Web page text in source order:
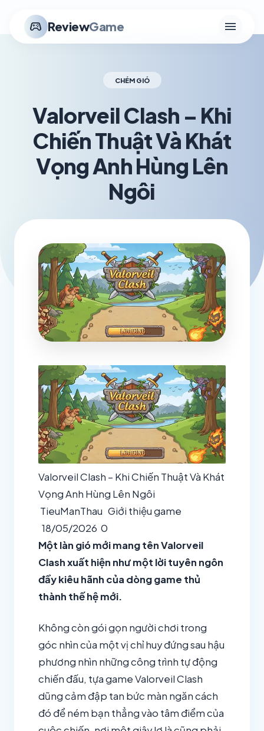
stadia_controller ReviewGame menu
CHÉM GIÓ
Valorveil Clash – Khi
Chiến Thuật Và Khát
Vọng Anh Hùng Lên
Ngôi
Valorveil Clash – Khi Chiến Thuật Và Khát
Vọng Anh Hùng Lên Ngôi
TieuManThau Giới thiệu game
18/05/2026 0
Một làn gió mới mang tên Valorveil
Clash xuất hiện như một lời tuyên ngôn
đầy kiêu hãnh của dòng game thủ
thành thế hệ mới.
Không còn gói gọn người chơi trong
góc nhìn của một vị chỉ huy đứng sau hậu
phương nhìn những công trình tự động
chiến đấu, tựa game Valorveil Clash
dũng cảm đập tan bức màn ngăn cách
đó để ném bạn thẳng vào tâm điểm của